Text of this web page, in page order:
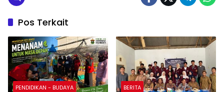
Pos Terkait
PENDIDIKAN - BUDAYA BERITA